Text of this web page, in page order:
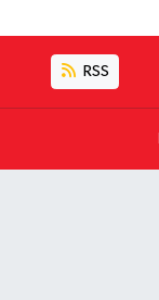
RSS